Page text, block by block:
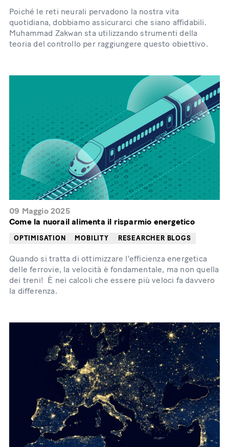
Poiché le reti neurali pervadono la nostra vita
quotidiana, dobbiamo assicurarci che siano affidabili.
Muhammad Zakwan sta utilizzando strumenti della
teoria del controllo per raggiungere questo obiettivo.
09 Maggio 2025
Come la nuorail alimenta il risparmio energetico
OPTIMISATION MOBILITY RESEARCHER BLOGS
Quando si tratta di ottimizzare l'efficienza energetica
delle ferrovie, la velocità è fondamentale, ma non quella
dei treni! È nei calcoli che essere più veloci fa davvero
la differenza.